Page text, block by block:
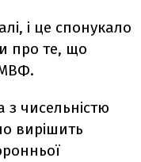
і це спонукало
про те, що
з чисельністю
вирішить